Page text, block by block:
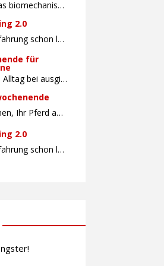
„Alles im Lot“ Das biomechanisch korrekte Reiten vereint viele wichtige Erkenntnisse der Reitkunst und der Physiologie von Pferd und Reiter miteinander. Ziel ist die größtmögliche Symmetrie des Reiters, denn erst wenn „alles im Lot“ ist, kann das Pferd den Reiter ausbalanciert und losgelassen tragen. Dafür muss der Reiter lernen, die Reaktionen seines Pferdes auf seinen […]
2.0
Liegt Ihre Reiterfahrung schon länger zurück oder fühlen Sie sich noch nicht richtig fit? Oder sind Sie bereits ein sicherer Reiter und freuen sich auf weiterführenden Unterricht? Training für Reiter:innen mit unterschiedlicher Reiterfahrung, auf die Wünsche und Kenntnisse des Einzelnen abgestimmt. Ein abwechslungsreiches Programm mit individuellem Reitunterricht mit unterschiedlichen Schwerpunkten und für Fortgeschrittene auch mit […]
für
Sie wollen Ihrem Alltag bei ausgiebigen Ritten durch unser wunderschönes Gelände entfliehen? Dann ist das Ausreitwochenende genau das Richtige. Geübte und sichere Reiter und Reiterinnen genießen die herrliche Natur unter erfahrener Rittführung. Teilnahme mit Leih- oder eigenem Pferd möglich. Mindestteilnehmerzahl: 5 Personen
Sie möchten lernen, Ihr Pferd am Boden gezielt zu gymnastizieren und durch feine Kommunikation zu führen? Dieser Kurs vermittelt, wie gezieltes und korrektes Longieren zur gymnastizierenden Arbeit mit dem Pferd beitragen. Wir arbeiten mit Hilfe eines Kappzaums – ohne Ausbinder oder andere Hilfszügel. Im Mittelpunkt stehen feine Kommunikation, klare Körpersprache und präzise Hilfengebung mit dem […]
2.0
Liegt Ihre Reiterfahrung schon länger zurück oder fühlen Sie sich noch nicht richtig fit? Oder sind Sie bereits ein sicherer Reiter und freuen sich auf weiterführenden Unterricht? Training für Reiter:innen mit unterschiedlicher Reiterfahrung, auf die Wünsche und Kenntnisse des Einzelnen abgestimmt. Ein abwechslungsreiches Programm mit individuellem Reitunterricht und für Fortgeschrittene auch mit Gangtraining findet in […]